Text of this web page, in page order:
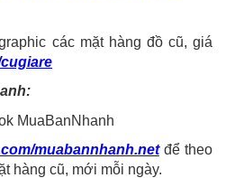
các mặt hàng đồ cũ, giá
muabannhanh.netđể theo
hàng cũ, mới mỗi ngày.